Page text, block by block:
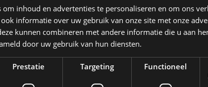
om inhoud en advertenties te personaliseren en om ons
informatie over uw gebruik van onze site met onze
kunnen combineren met andere informatie die u aan
door uw gebruik van hun diensten.
Prestatie Targeting Functioneel